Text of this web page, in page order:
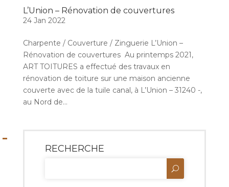
L’Union – Rénovation de couvertures
24 Jan 2022
Charpente / Couverture / Zinguerie L’Union –
Rénovation de couvertures Au printemps 2021,
ART TOITURES a effectué des travaux en
rénovation de toiture sur une maison ancienne
couverte avec de la tuile canal, à L’Union – 31240 -,
au Nord de...
RECHERCHE